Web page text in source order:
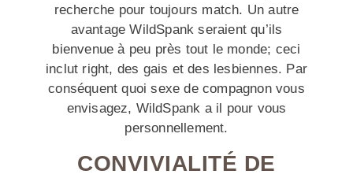
recherche pour toujours match. Un autre
avantage WildSpank seraient qu’ils
bienvenue à peu près tout le monde; ceci
inclut right, des gais et des lesbiennes. Par
conséquent quoi sexe de compagnon vous
envisagez, WildSpank a il pour vous
personnellement.
CONVIVIALITÉ DE